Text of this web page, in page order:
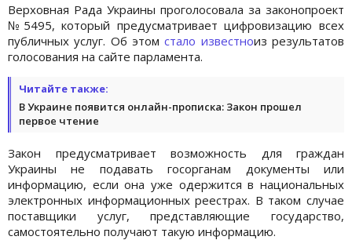
Верховная Рада Украины проголосовала за законопроект
№5495, который предусматривает цифровизацию всех
публичных услуг. Об этомстало известноиз результатов
голосования на сайте парламента.
Читайте также:
В Украине появится онлайн-прописка: Закон прошел
первое чтение
Закон предусматривает возможность для граждан
Украины не подавать госорганам документы или
информацию, если она уже одержится в национальных
электронных информационных реестрах. В таком случае
поставщики услуг, представляющие государство,
самостоятельно получают такую ​​информацию.